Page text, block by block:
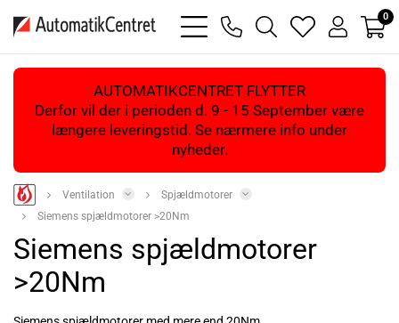
bars
light
phone
magnifying
glass
heart
light
user
light
0
AUTOMATIKCENTRET FLYTTER
Derfor vil der i perioden d. 9 - 15 September være
længere leveringstid. Se nærmere info under
nyheder.
Ventilation
Spjældmotorer
Siemens spjældmotorer >20Nm
Siemens spjældmotorer
>20Nm